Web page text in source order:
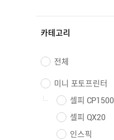
카테고리
전체
미니 포토프린터
셀피 CP1500
셀피 QX20
인스픽